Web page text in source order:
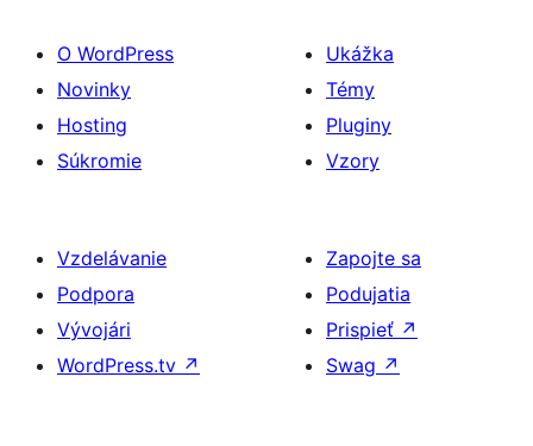
O WordPress
Novinky
Hosting
Súkromie
Ukážka
Témy
Pluginy
Vzory
Vzdelávanie
Podpora
Vývojári
WordPress.tv ↗
Zapojte sa
Podujatia
Prispieť ↗
Swag ↗